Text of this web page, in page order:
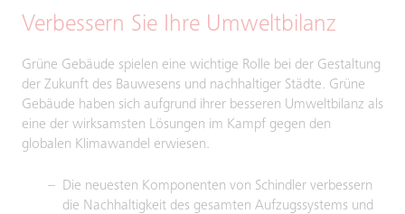
Verbessern Sie Ihre Umweltbilanz
Grüne Gebäude spielen eine wichtige Rolle bei der Gestaltung
der Zukunft des Bauwesens und nachhaltiger Städte. Grüne
Gebäude haben sich aufgrund ihrer besseren Umweltbilanz als
eine der wirksamsten Lösungen im Kampf gegen den
globalen Klimawandel erwiesen.
Die neuesten Komponenten von Schindler verbessern
die Nachhaltigkeit des gesamten Aufzugssystems und